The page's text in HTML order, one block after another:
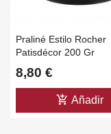
Praliné Estilo Rocher
Patisdécor 200 Gr
8,80 €
add_shopping_cart Añadir